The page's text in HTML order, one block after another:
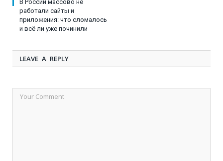
В России массово не
работали сайты и
приложения: что сломалось
и всё ли уже починили
LEAVE A REPLY